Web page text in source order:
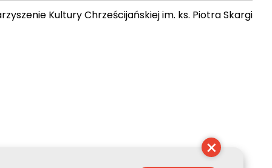
Kultury Chrześcijańskiej im. ks. Piotra Skargi
×